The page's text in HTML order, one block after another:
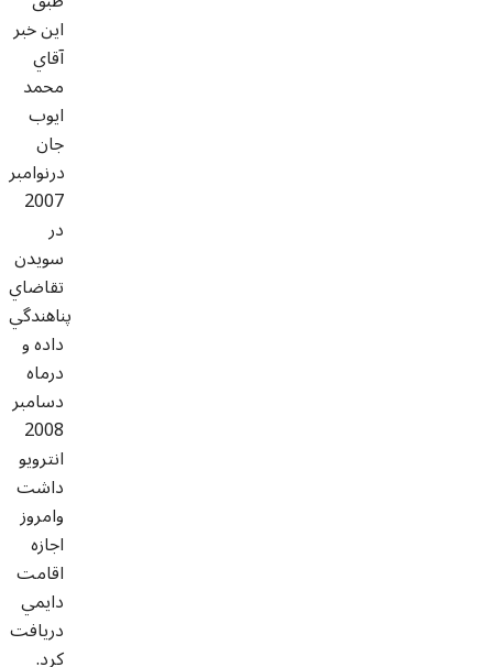
اين خبر
آقاي
محمد
ايوب
جان
درنوامبر
2007
در
سويدن
تقاضاي
پناهندگي
داده و
درماه
دسامبر
2008
انترويو
داشت
وامروز
اجازه
اقامت
دايمي
دريافت
کرد.